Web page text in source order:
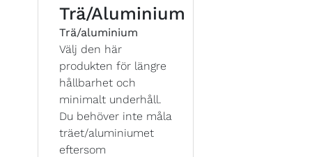
Trä/Aluminium
Trä/aluminium
Välj den här
produkten för längre
hållbarhet och
minimalt underhåll.
Du behöver inte måla
träet/aluminiumet
eftersom